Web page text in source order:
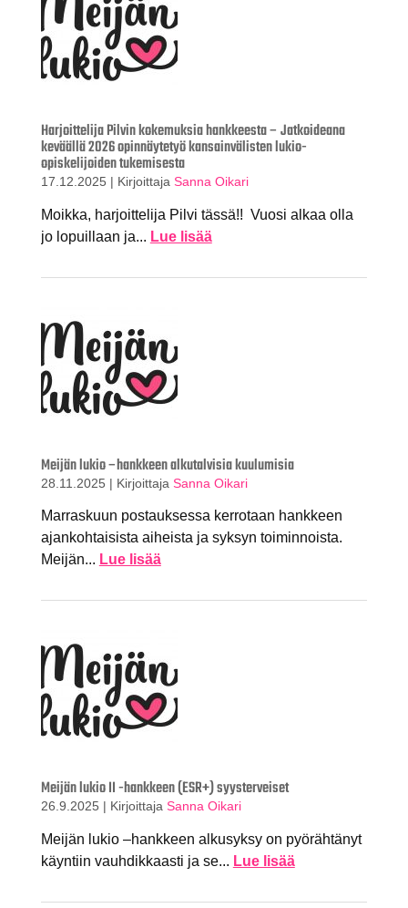
Harjoittelija Pilvin kokemuksia hankkeesta – Jatkoideana
keväällä 2026 opinnäytetyö kansainvälisten lukio-
opiskelijoiden tukemisesta
17.12.2025 | Kirjoittaja Sanna Oikari
Moikka, harjoittelija Pilvi tässä!! Vuosi alkaa olla
jo lopuillaan ja... Lue lisää
Meijän lukio –hankkeen alkutalvisia kuulumisia
28.11.2025 | Kirjoittaja Sanna Oikari
Marraskuun postauksessa kerrotaan hankkeen
ajankohtaisista aiheista ja syksyn toiminnoista.
Meijän... Lue lisää
Meijän lukio II -hankkeen (ESR+) syysterveiset
26.9.2025 | Kirjoittaja Sanna Oikari
Meijän lukio –hankkeen alkusyksy on pyörähtänyt
käyntiin vauhdikkaasti ja se... Lue lisää